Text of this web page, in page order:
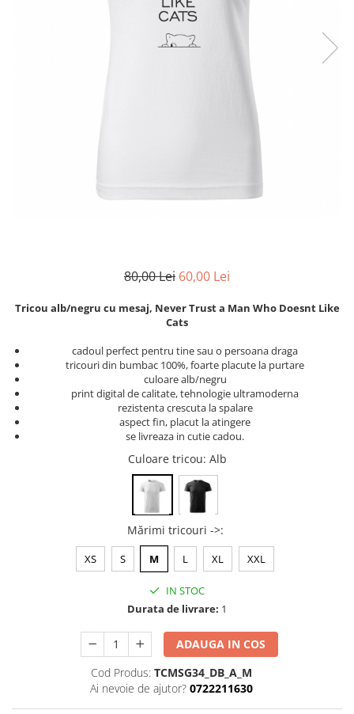
Tricou personalizat cu imaginea
Tricouri gameri
Tricouri music is life
Tricouri sporturi de iarna
Tricouri snowboard
Tricouri ski
Tricouri cadou 40 ani
Tricouri cadou 50 ani
Tricouri motociclisti
Tricouri enduro
Tricouri offroad
80,00 Lei 60,00 Lei
Tricou alb/negru cu mesaj, Never Trust a Man Who Doesnt Like
Cats
cadoul perfect pentru tine sau o persoana draga
tricouri din bumbac 100%, foarte placute la purtare
culoare alb/negru
print digital de calitate, tehnologie ultramoderna
rezistenta crescuta la spalare
aspect fin, placut la atingere
se livreaza in cutie cadou.
Culoare tricou: Alb
Mărimi tricouri ->:
XS S M L XL XXL
IN STOC
Durata de livrare: 1
ADAUGA IN COS
Cod Produs: TCMSG34_DB_A_M
Ai nevoie de ajutor? 0722211630